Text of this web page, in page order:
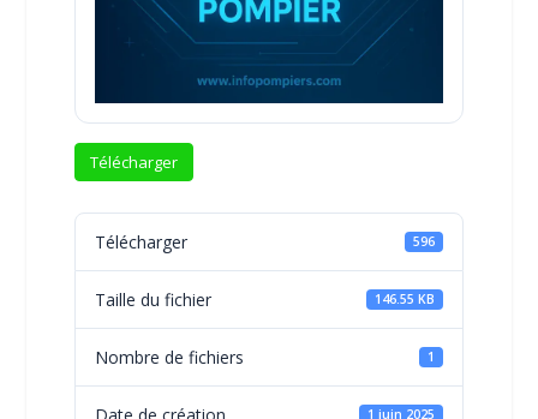
Télécharger
Télécharger 596
Taille du fichier 146.55 KB
Nombre de fichiers 1
1 juin 2025